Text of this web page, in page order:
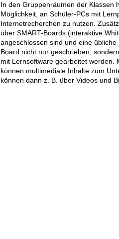
In den Gruppenräumen der Klassen
Möglichkeit, an Schüler-PCs mit
Internetrecherchen zu nutzen.
über SMART-Boards (interaktive
angeschlossen sind und eine
Board nicht nur geschrieben,
mit Lernsoftware gearbeitet werden.
können multimediale Inhalte zum
können dann z. B. über Videos und